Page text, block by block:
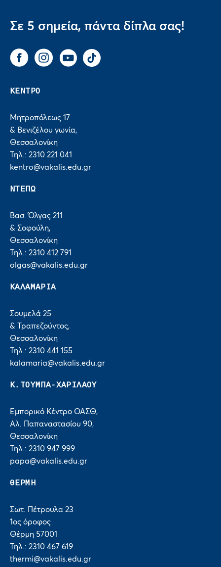
Σε 5 σημεία, πάντα δίπλα σας!
FacebookInstagram
You Tube Tik Tok
ΚΕΝΤΡΟ
Μητροπόλεως 17
& Βενιζέλου γωνία,
Θεσσαλονίκη
Τηλ.: 2310 221 041
kentro@vakalis.edu.gr
ΝΤΕΠΩ
Βασ. Όλγας 211
& Σοφούλη,
Θεσσαλονίκη
Τηλ.: 2310 412 791
olgas@vakalis.edu.gr
ΚΑΛΑΜΑΡΙΑ
Σουμελά 25
& Τραπεζούντος,
Θεσσαλονίκη
Τηλ.: 2310 441 155
kalamaria@vakalis.edu.gr
Κ.ΤΟΥΜΠΑ-ΧΑΡΙΛΑΟΥ
Εμπορικό Κέντρο ΟΑΣΘ,
Αλ. Παπαναστασίου 90,
Θεσσαλονίκη
Τηλ.: 2310 947 999
papa@vakalis.edu.gr
ΘΕΡΜΗ
Σωτ. Πέτρουλα 23
1ος όροφος
Θέρμη 57001
Τηλ.: 2310 467 619
thermi@vakalis.edu.gr